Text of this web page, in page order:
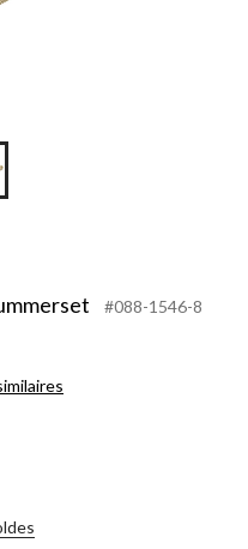
#088-1546-8